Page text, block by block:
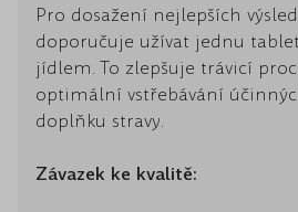
Pro dosažení nejlepších
doporučuje užívat jednu
jídlem. To zlepšuje trávicí
optimální vstřebávání
doplňku stravy.
Závazek ke kvalitě: